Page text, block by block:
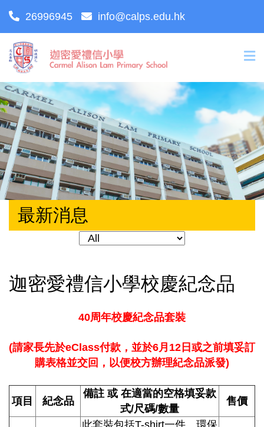
26996945 info@calps.edu.hk
最新消息
迦密愛禮信小學校慶紀念品
40周年校慶紀念品套裝
(請家長先於eClass付款，並於6月12日或之前填妥訂
購表格並交回，以便校方辦理紀念品派發)
項目 紀念品
備註 或 在適當的空格填妥款
式/尺碼/數量
售價
此套裝包括T-shirt一件、環保